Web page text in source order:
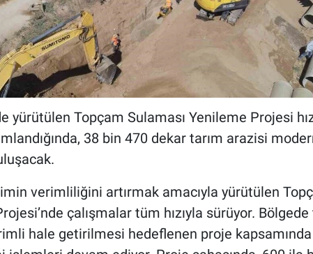
yürütülen Topçam Sulaması Yenileme Projesi
38 bin 470 dekar tarım arazisi
verimliliğini artırmak amacıyla yürütülen
çalışmalar tüm hızıyla sürüyor. Bölgede
hale getirilmesi hedeflenen proje